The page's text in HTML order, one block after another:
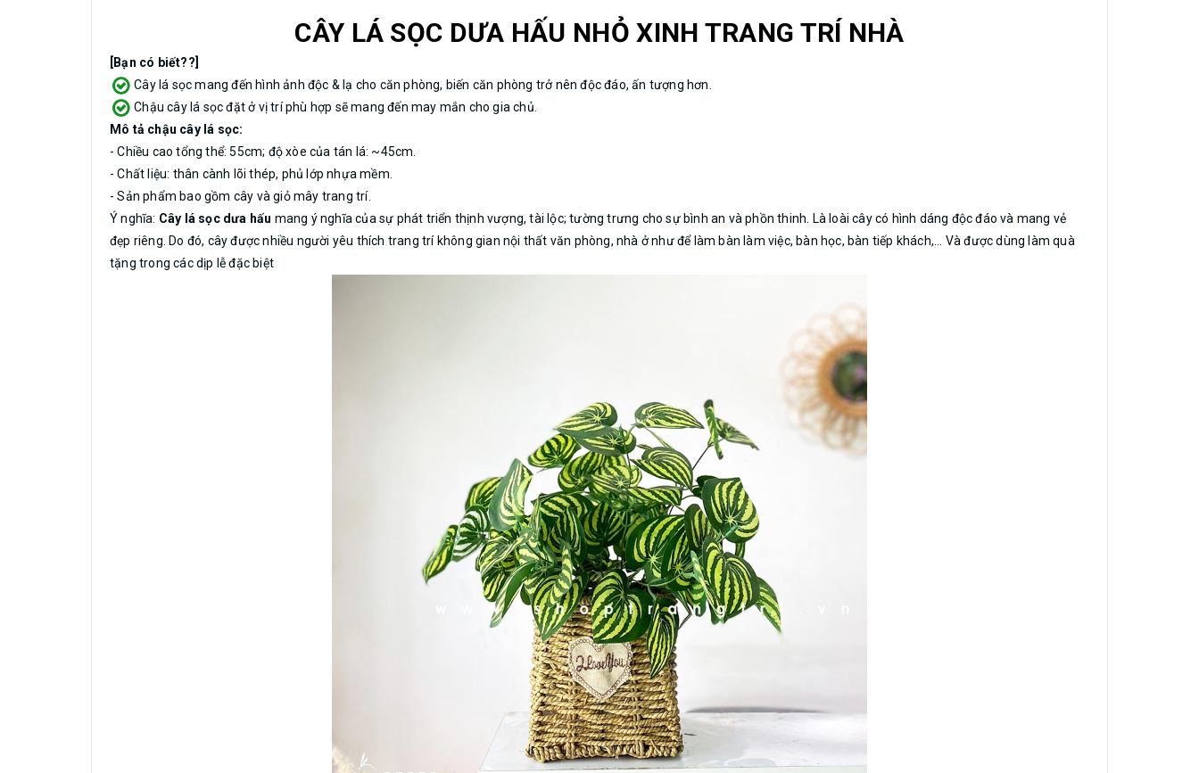
CÂY LÁ SỌC DƯA HẤU NHỎ XINH TRANG TRÍ NHÀ
[Bạn có biết??]
Cây lá sọc mang đến hình ảnh độc & lạ cho căn phòng, biến căn phòng trở nên độc đáo, ấn tượng hơn.
Chậu cây lá sọc đặt ở vị trí phù hợp sẽ mang đến may mắn cho gia chủ.
Mô tả chậu cây lá sọc:
- Chiều cao tổng thể: 55cm; độ xòe của tán lá: ~45cm.
- Chất liệu: thân cành lõi thép, phủ lớp nhựa mềm.
- Sản phẩm bao gồm cây và giỏ mây trang trí.
Ý nghĩa: Cây lá sọc dưa hấu mang ý nghĩa của sự phát triển thịnh vượng, tài lộc; tường trưng cho sự bình an và phồn thinh. Là loài cây có hình dáng độc đáo và mang vẻ
đẹp riêng. Do đó, cây được nhiều người yêu thích trang trí không gian nội thất văn phòng, nhà ở như để làm bàn làm việc, bàn học, bàn tiếp khách,... Và được dùng làm quà
tặng trong các dịp lễ đặc biệt